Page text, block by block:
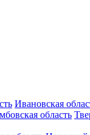
Ивановская
область